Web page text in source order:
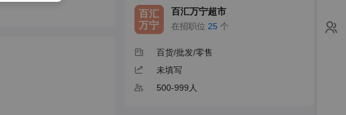
百汇
万宁
百汇万宁超市
在招职位 25 个
百货/批发/零售
未填写
500-999人